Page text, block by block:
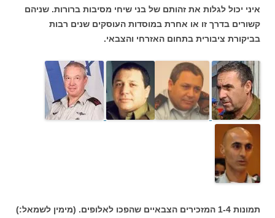
איני יכול לגלות את זהותם של בני שיחי מסיבות ברורות. שניהם
קשורים בדרך זו או אחרת במוסדות העוסקים שנים רבות
בביקורת ציבורית בתחום האזרחי והצבאי.
תמונות 1-4 המזכירים הצבאיים שהפכו לאלופים. (מימין לשמאל:)